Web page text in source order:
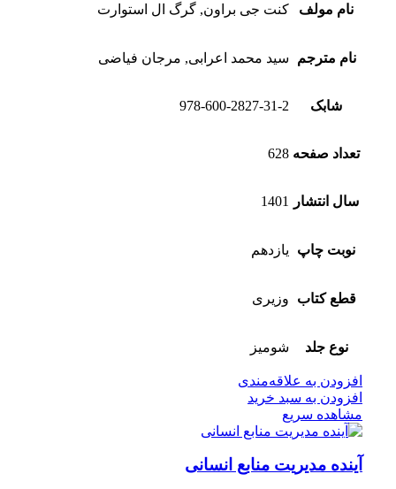
نام مولف کنت جی براون, گرگ ال استوارت
نام مترجم سید محمد اعرابی, مرجان فیاضی
شابک 978-600-2827-31-2
تعداد صفحه 628
سال انتشار 1401
نوبت چاپ یازدهم
قطع کتاب وزیری
نوع جلد شومیز
افزودن به علاقه‌مندی
افزودن به سبد خرید
مشاهده سریع
آینده مدیریت منابع انسانی